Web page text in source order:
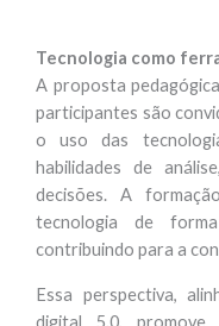
Tecnologia como
A proposta
participantes são
o uso das
habilidades de
decisões. A
tecnologia de
contribuindo para a
Essa perspectiva,
digital 5.0,